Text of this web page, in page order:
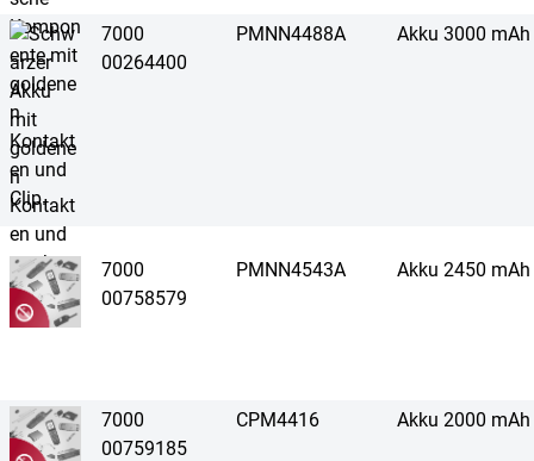
7000
00264400
PMNN4488A Akku 3000 mAh
7000
00758579
PMNN4543A Akku 2450 mAh
7000
00759185
CPM4416 Akku 2000 mAh